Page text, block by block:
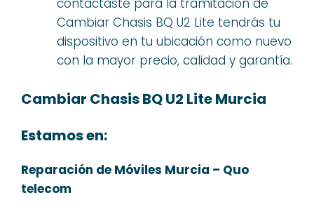
contactaste para la tramitación de
Cambiar Chasis BQ U2 Lite tendrás tu
dispositivo en tu ubicación como nuevo
con la mayor precio, calidad y garantía.
Cambiar Chasis BQ U2 Lite Murcia
Estamos en:
Reparación de Móviles Murcia – Quo
telecom